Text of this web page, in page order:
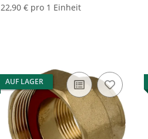
22,90 € pro 1 Einheit
AUF LAGER